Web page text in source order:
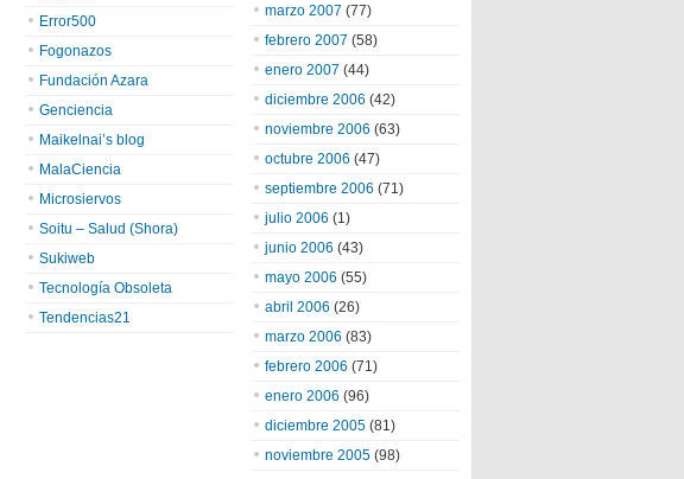
marzo 2007 (77)
febrero 2007 (58)
enero 2007 (44)
diciembre 2006 (42)
noviembre 2006 (63)
octubre 2006 (47)
septiembre 2006 (71)
julio 2006 (1)
junio 2006 (43)
mayo 2006 (55)
abril 2006 (26)
marzo 2006 (83)
febrero 2006 (71)
enero 2006 (96)
diciembre 2005 (81)
noviembre 2005 (98)
Error500
Fogonazos
Fundación Azara
Genciencia
Maikelnai’s blog
MalaCiencia
Microsiervos
Soitu – Salud (Shora)
Sukiweb
Tecnología Obsoleta
Tendencias21